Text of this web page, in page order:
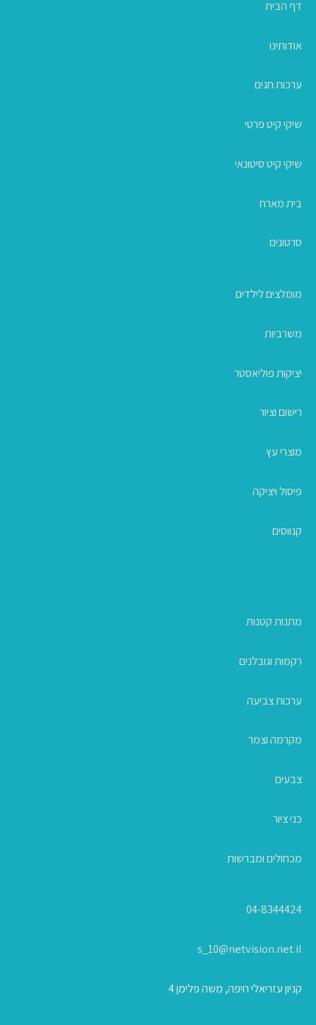
דף הבית
אודותינו
ערכות חגים
שיקי קיט פרטי
שיקי קיט סיטונאי
בית מארח
סרטונים
מומלצים לילדים
משרביות
יציקות פוליאסטר
רישום וציור
מוצרי עץ
פיסול ויציקה
קנווסים
מתנות קטנות
רקמות וגובלנים
ערכות צביעה
מקרמה וצמר
צבעים
כני ציור
מכחולים ומברשות
04-8344424
s_10@netvision.net.il
קניון עזריאלי חיפה, משה פלימן 4